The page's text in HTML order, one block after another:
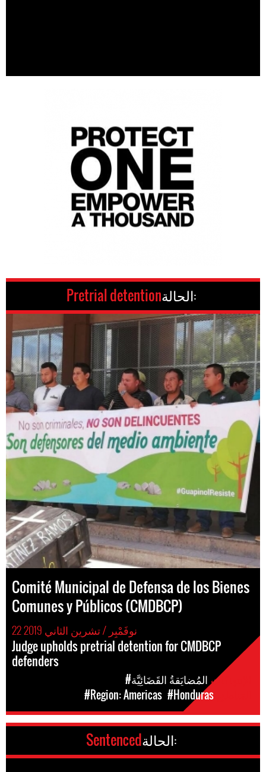
الحالة: Pretrial detention
Comité Municipal de Defensa de los Bienes
Comunes y Públicos (CMDBCP)
22 نوفَمْبِر / تشرين الثاني 2019
Judge upholds pretrial detention for CMDBCP
defenders
#المُضايَقةُ القَضَائِيَّة
#Region: Americas #Honduras
الحالة: Sentenced